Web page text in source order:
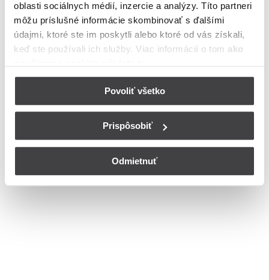
oblasti sociálnych médií, inzercie a analýzy. Títo partneri
môžu príslušné informácie skombinovať s ďalšími
údajmi, ktoré ste im poskytli alebo ktoré od vás získali,
keď ste používali ich služby. Viac informácií o tom ako
Povoliť všetko
Prispôsobiť
Odmietnuť
Ulica
Bohužiaľ, nedisponujeme zoznamom dostupných ulíc v danom
meste
© Copyright 2026
Nastavenia cookies